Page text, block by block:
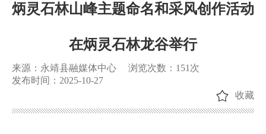
炳灵石林山峰主题命名和采风创作活动
在炳灵石林龙谷举行
来源：永靖县融媒体中心 浏览次数： 151 次
发布时间：2025-10-27
收藏